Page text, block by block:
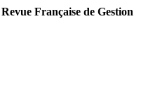
Revue Française de Gestion